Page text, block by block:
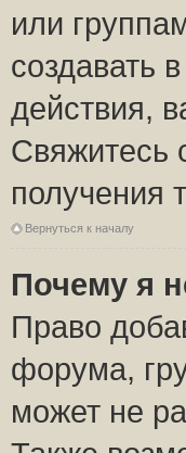
или
создавать
действия,
Свяжитесь
получения
Вернуться к началу
Почему я
Право
форума,
может не